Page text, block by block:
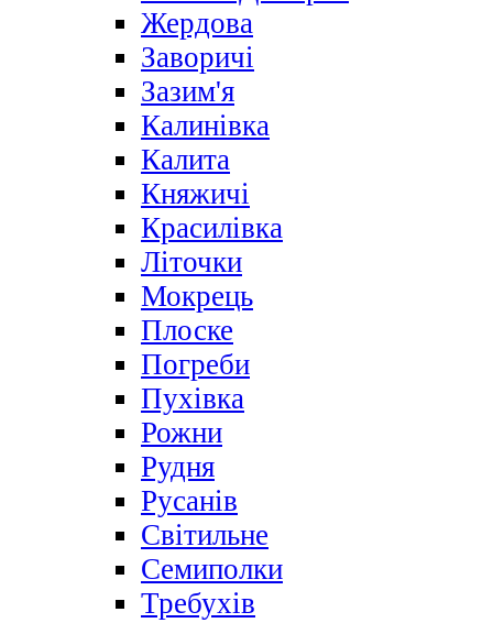
Жердова
Заворичі
Зазим'я
Калинівка
Калита
Княжичі
Красилівка
Літочки
Мокрець
Плоске
Погреби
Пухівка
Рожни
Рудня
Русанів
Світильне
Семиполки
Требухів